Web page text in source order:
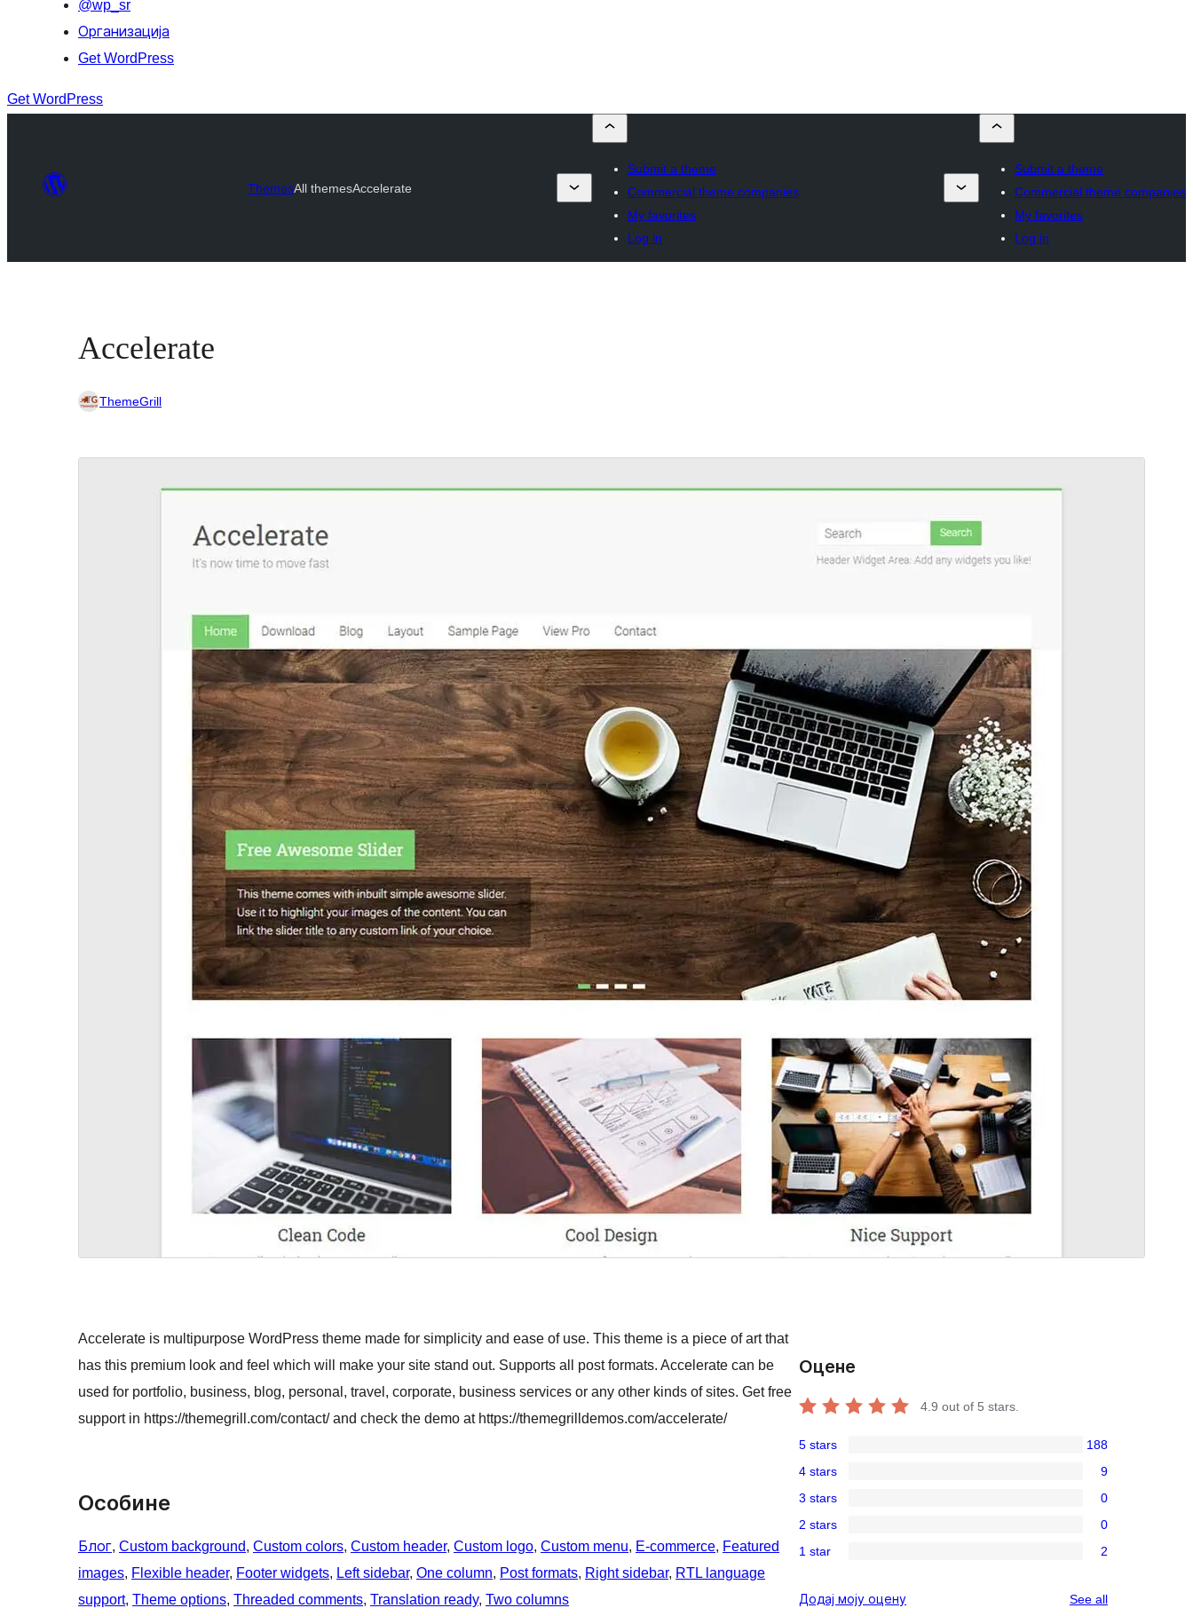
@wp_sr
Организација
Get WordPress
Get WordPress
ThemesAll themesAccelerate
Submit a theme
Commercial theme companies
My favorites
Log in
Submit a theme
Commercial theme companies
My favorites
Log in
Accelerate
ThemeGrill
Last updated
Accelerate is multipurpose WordPress theme made for simplicity and ease of use. This theme is a piece of art that
has this premium look and feel which will make your site stand out. Supports all post formats. Accelerate can be
used for portfolio, business, blog, personal, travel, corporate, business services or any other kinds of sites. Get free
support in https://themegrill.com/contact/ and check the demo at https://themegrilldemos.com/accelerate/
Особине
Блог, Custom background, Custom colors, Custom header, Custom logo, Custom menu, E-commerce, Featured
images, Flexible header, Footer widgets, Left sidebar, One column, Post formats, Right sidebar, RTL language
support, Theme options, Threaded comments, Translation ready, Two columns
Оцене
4.9 out of 5 stars.
5-
star
reviews
5 stars 188
4-
star
reviews
4 stars 9
3-
star
3 stars 0
2-
reviews
2 stars 0
star
1 star 2
Додај моју оцену See allreviews